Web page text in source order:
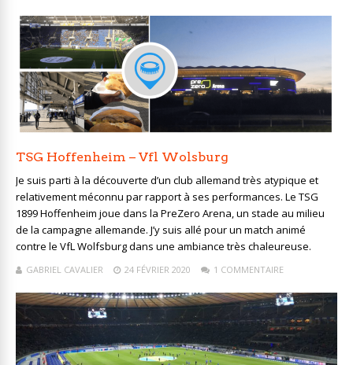
TSG Hoffenheim – Vfl Wolsburg
Je suis parti à la découverte d’un club allemand très atypique et
relativement méconnu par rapport à ses performances. Le TSG
1899 Hoffenheim joue dans la PreZero Arena, un stade au milieu
de la campagne allemande. J’y suis allé pour un match animé
contre le VfL Wolfsburg dans une ambiance très chaleureuse.
GABRIEL CAVALIER 24 FÉVRIER 2020 1 COMMENTAIRE